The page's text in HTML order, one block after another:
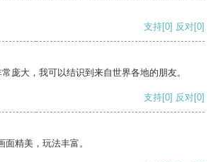
支持[0] 反对[0]
庞大，我可以结识到来自世界各地的朋友。
支持[0] 反对[0]
精美，玩法丰富。